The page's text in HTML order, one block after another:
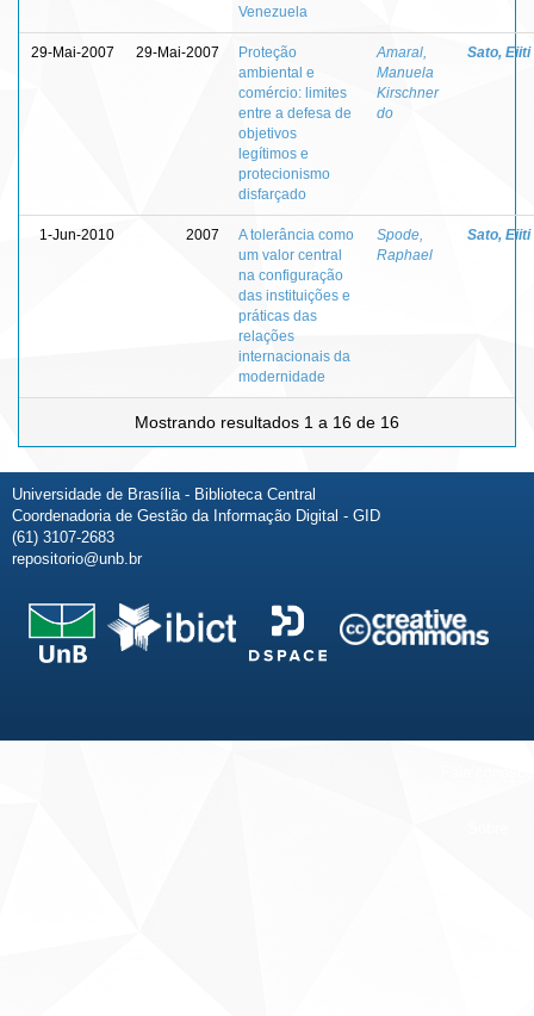
Venezuela
29-Mai-2007 29-Mai-2007
Proteção
ambiental e
comércio: limites
entre a defesa de
objetivos
legítimos e
protecionismo
disfarçado
Amaral,
Manuela
Kirschner
do
Sato, Eiiti
1-Jun-2010 2007
A tolerância como
um valor central
na configuração
das instituições e
práticas das
relações
internacionais da
modernidade
Spode,
Raphael
Sato, Eiiti
Mostrando resultados 1 a 16 de 16
Universidade de Brasília - Biblioteca Central
Coordenadoria de Gestão da Informação Digital - GID
(61) 3107-2683
repositorio@unb.br